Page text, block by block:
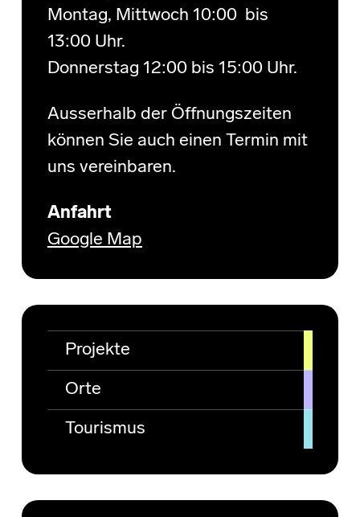
Montag, Mittwoch 10:00 bis
13:00 Uhr.
Donnerstag 12:00 bis 15:00 Uhr.
Ausserhalb der Öffnungszeiten
können Sie auch einen Termin mit
uns vereinbaren.
Anfahrt
Google Map
Projekte
Orte
Tourismus